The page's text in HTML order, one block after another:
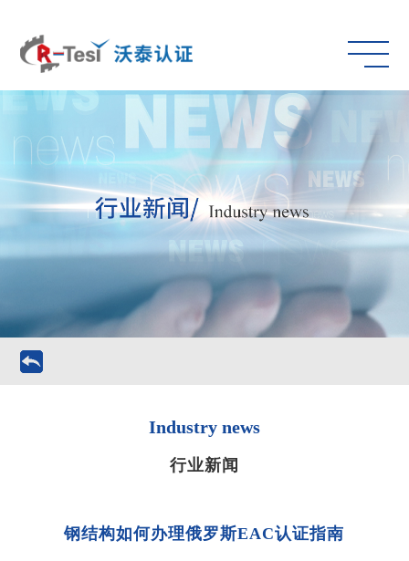
Industry news
行业新闻
钢结构如何办理俄罗斯EAC认证指南